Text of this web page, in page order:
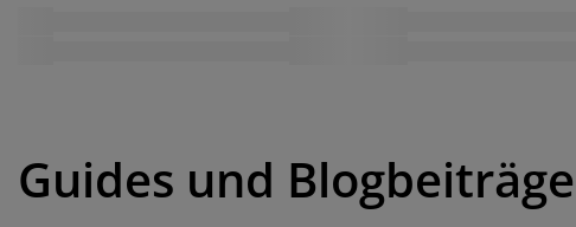
Guides und Blogbeiträge